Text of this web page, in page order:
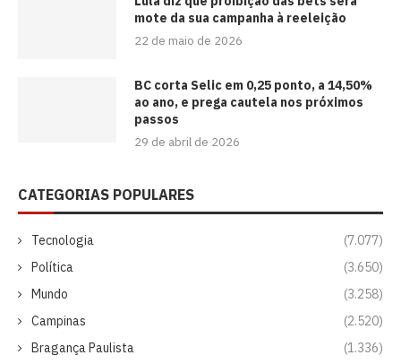
mote da sua campanha à reeleição
22 de maio de 2026
BC corta Selic em 0,25 ponto, a 14,50%
ao ano, e prega cautela nos próximos
passos
29 de abril de 2026
CATEGORIAS POPULARES
Tecnologia
(7.077)
Política
(3.650)
Mundo
(3.258)
Campinas
(2.520)
Bragança Paulista
(1.336)